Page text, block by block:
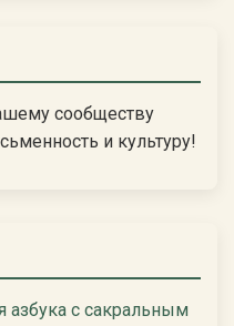
сообществу
и культуру!
азбука с сакральным